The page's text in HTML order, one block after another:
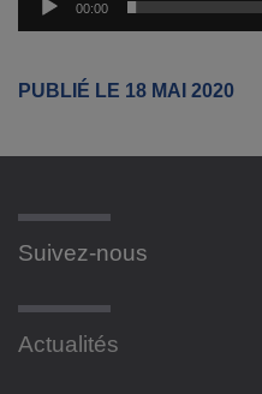
00:00
PUBLIÉ LE 18 MAI 2020
Suivez-nous
Actualités